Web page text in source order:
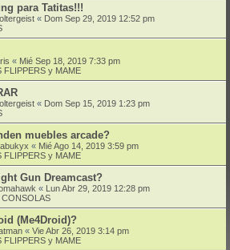
para Tatitas!!!
« Dom Sep 29, 2019 12:52 pm
« Mié Sep 18, 2019 7:33 pm
FLIPPERS y MAME
« Dom Sep 15, 2019 1:23 pm
muebles arcade?
« Mié Ago 14, 2019 3:59 pm
FLIPPERS y MAME
Gun Dreamcast?
« Lun Abr 29, 2019 12:28 pm
(Me4Droid)?
« Vie Abr 26, 2019 3:14 pm
FLIPPERS y MAME